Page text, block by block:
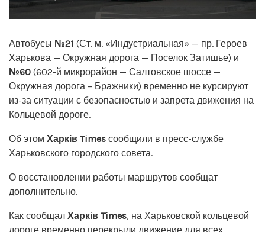
Автобусы №21 (Ст. м. «Индустриальная» — пр. Героев
Харькова — Окружная дорога — Поселок Затишье) и
№60 (602-й микрорайон — Салтовское шоссе —
Окружная дорога – Бражники) временно не курсируют
из-за ситуации с безопасностью и запрета движения на
Кольцевой дороге.
Об этом Харків Times сообщили в пресс-службе
Харьковского городского совета.
О восстановлении работы маршрутов сообщат
дополнительно.
Как сообщал Харків Times, на Харьковской кольцевой
дороге временно перекрыли движение для всех